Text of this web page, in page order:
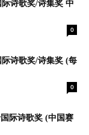
诗歌奖/诗集奖 中
0
诗歌奖/诗集奖 (每
0
际诗歌奖 (中国赛